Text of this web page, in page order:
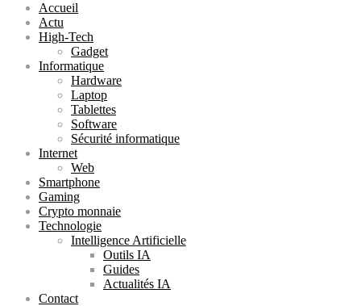
Accueil
Actu
High-Tech
Gadget
Informatique
Hardware
Laptop
Tablettes
Software
Sécurité informatique
Internet
Web
Smartphone
Gaming
Crypto monnaie
Technologie
Intelligence Artificielle
Outils IA
Guides
Actualités IA
Contact